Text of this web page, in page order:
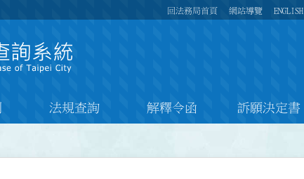
回法務局首頁 網站導覽 ENGLISH
法規查詢 解釋令函 訴願決定書